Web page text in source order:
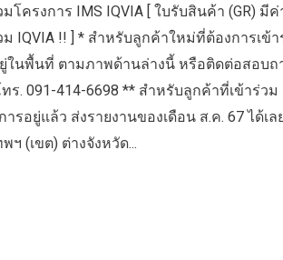
มโครงการ IMS IQVIA [ ใบรับสินค้า (GR) มี
ม IQVIA !! ] * สำหรับลูกค้าใหม่ที่ต้องการเข้า
ในพื้นที่ ตามภาพด้านล่างนี้ หรือติดต่อสอบ
ร. 091-414-6698 ** สำหรับลูกค้าที่เข้าร่วม
ารอยู่แล้ว ส่งรายงานของเดือน ส.ค. 67 ได้เ
พฯ (เขต) ต่างจังหวัด...